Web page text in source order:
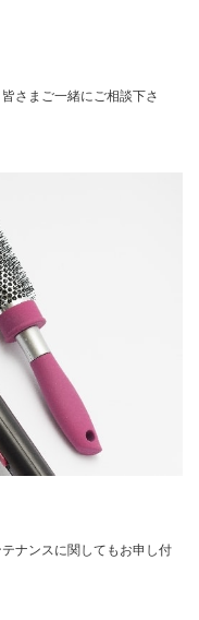
さまご一緒にご相談下さ
ナンスに関してもお申し付